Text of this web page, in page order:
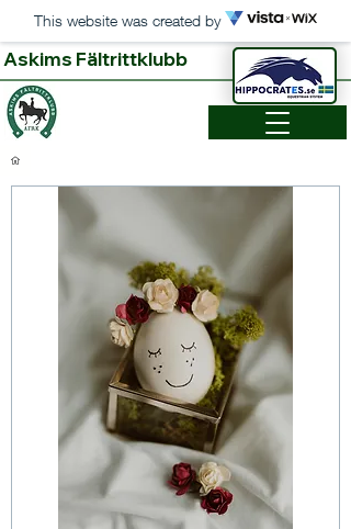
This website was created by
Askims Fältrittklubb